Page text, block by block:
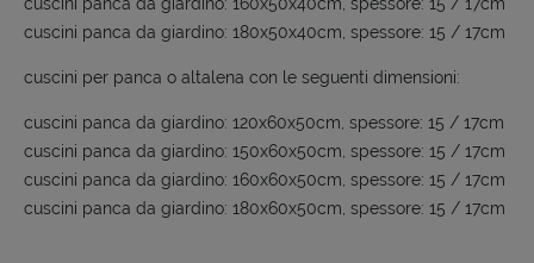
cuscini panca da giardino: 180x50x40cm, spessore: 15 / 17cm
cuscini per panca o altalena con le seguenti dimensioni:
cuscini panca da giardino: 120x60x50cm, spessore: 15 / 17cm
cuscini panca da giardino: 150x60x50cm, spessore: 15 / 17cm
cuscini panca da giardino: 160x60x50cm, spessore: 15 / 17cm
cuscini panca da giardino: 180x60x50cm, spessore: 15 / 17cm